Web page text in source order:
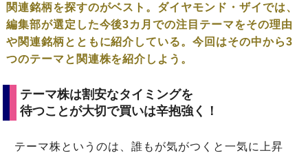
関連銘柄を探すのがベスト。ダイヤモンド・ザイでは、
編集部が選定した今後3カ月での注目テーマをその理由
や関連銘柄とともに紹介している。今回はその中から3
つのテーマと関連株を紹介しよう。
テーマ株は割安なタイミングを
待つことが大切で買いは辛抱強く！
テーマ株というのは、誰もが気がつくと一気に上昇